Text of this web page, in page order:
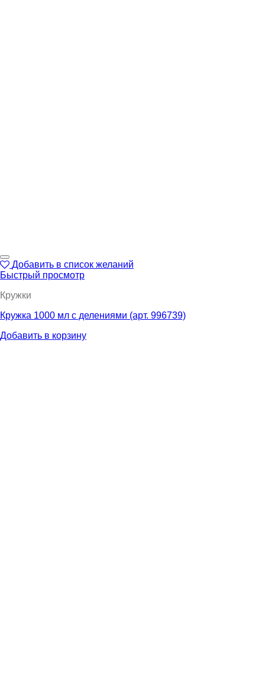
Добавить в список желаний
Быстрый просмотр
Кружки
Кружка 1000 мл с делениями (арт. 996739)
Добавить в корзину